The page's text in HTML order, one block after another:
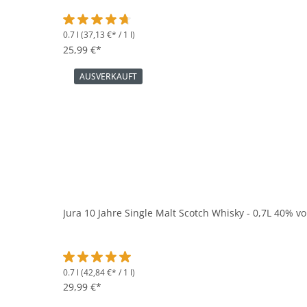
Durchschnittliche Bewertung von 4.8 von 5 Sternen
0.7 l (37,13 €* / 1 l)
25,99 €*
AUSVERKAUFT
Jura 10 Jahre Single Malt Scotch Whisky - 0,7L 40%
Durchschnittliche Bewertung von 5 von 5 Sternen
0.7 l (42,84 €* / 1 l)
29,99 €*